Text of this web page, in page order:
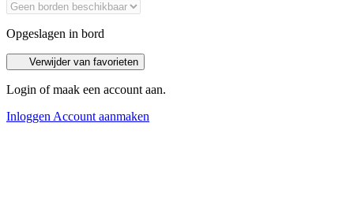
Opgeslagen in bord
Verwijder van favorieten
Login of maak een account aan.
Inloggen Account aanmaken